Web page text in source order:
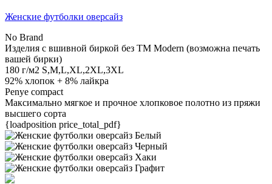
Женские футболки оверсайз
No Brand
Изделия с вшивной биркой без TM Modern (возможна печать
вашей бирки)
180 г/м2 S,M,L,XL,2XL,3XL
92% хлопок + 8% лайкра
Penye compact
Максимально мягкое и прочное хлопковое полотно из пряжи
высшего сорта
{loadposition price_total_pdf}